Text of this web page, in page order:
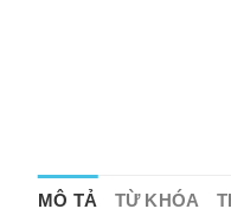
MÔ TẢ TỪ KHÓA